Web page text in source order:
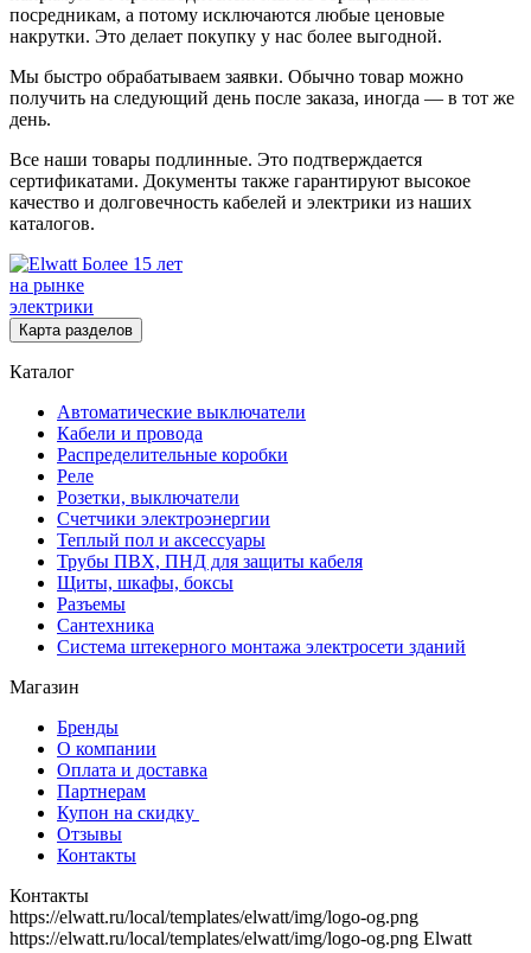
посредникам, а потому исключаются любые ценовые
накрутки. Это делает покупку у нас более выгодной.
Мы быстро обрабатываем заявки. Обычно товар можно
получить на следующий день после заказа, иногда — в тот же
день.
Все наши товары подлинные. Это подтверждается
сертификатами. Документы также гарантируют высокое
качество и долговечность кабелей и электрики из наших
каталогов.
Более 15 лет
на рынке
электрики
Карта разделов
Каталог
Автоматические выключатели
Кабели и провода
Распределительные коробки
Реле
Розетки, выключатели
Счетчики электроэнергии
Теплый пол и аксессуары
Трубы ПВХ, ПНД для защиты кабеля
Щиты, шкафы, боксы
Разъемы
Сантехника
Система штекерного монтажа электросети зданий
Магазин
Бренды
О компании
Оплата и доставка
Партнерам
Купон на скидку
Отзывы
Контакты
Контакты
https://elwatt.ru/local/templates/elwatt/img/logo-og.png
https://elwatt.ru/local/templates/elwatt/img/logo-og.png Elwatt